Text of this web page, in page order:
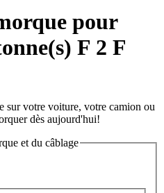
pour
F 2 F
sur votre voiture, votre camion ou
dès aujourd'hui!
et du câblage